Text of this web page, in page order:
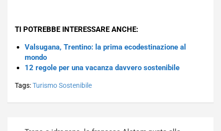
TI POTREBBE INTERESSARE ANCHE:
Valsugana, Trentino: la prima ecodestinazione al
mondo
12 regole per una vacanza davvero sostenibile
Tags:Turismo Sostenibile